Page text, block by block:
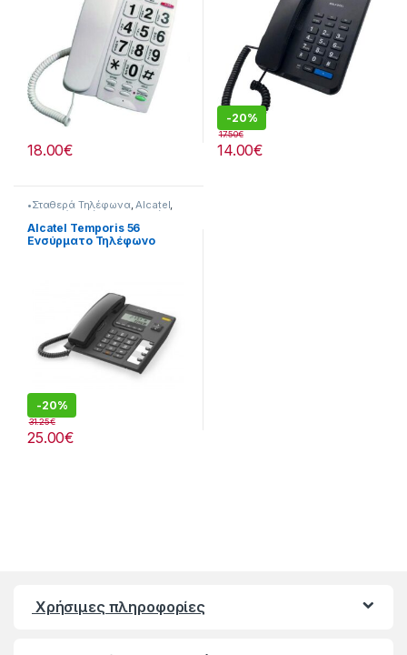
18.00€
-20%
14.00€
17.50€
•Σταθερά Τηλέφωνα,Alcatel,
Σταθερά Τηλέφωνα Σταθέρη
Τηλεφώνια
Alcatel Temporis 56
Ενσύρματο Τηλέφωνο
-20%
25.00€
31.25€
Χρήσιμες πληροφορίες